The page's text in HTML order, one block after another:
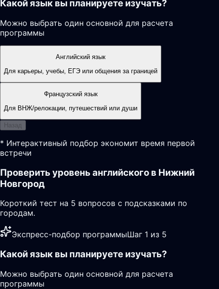
Какой язык вы планируете изучать?
Можно выбрать один основной для расчета
программы
Английский язык
Для карьеры, учебы, ЕГЭ или общения за границей
Французский язык
Для ВНЖ/релокации, путешествий или души
Назад
* Интерактивный подбор экономит время первой
встречи
Проверить уровень английского в Нижний
Новгород
Короткий тест на 5 вопросов с подсказками по
городам.
Экспресс-подбор программыШаг 1 из 5
Какой язык вы планируете изучать?
Можно выбрать один основной для расчета
программы